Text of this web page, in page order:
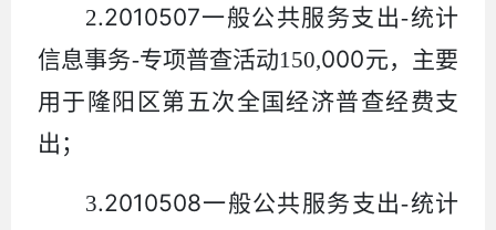
2.2010507一般公共服务支出-统计
信息事务-专项普查活动150,000元，主要
用于隆阳区第五次全国经济普查经费支
出；
3.2010508一般公共服务支出-统计